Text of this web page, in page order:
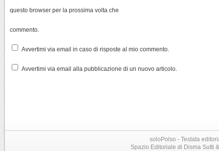
questo browser per la prossima volta che
commento.
Avvertimi via email in caso di risposte al mio commento.
Avvertimi via email alla pubblicazione di un nuovo articolo.
soloPolso - Testata
Spazio Editoriale di Disma Sutti